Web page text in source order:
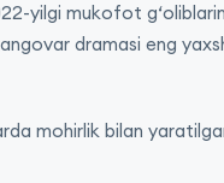
yilgi mukofot
dramasi eng
mohirlik bilan